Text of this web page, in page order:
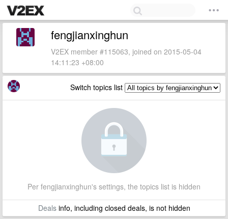
fengjianxinghun
V2EX member #115063, joined on 2015-05-04
14:11:23 +08:00
Switch topics list
Per fengjianxinghun's settings, the topics list is hidden
Dealsinfo, including closed deals, is not hidden